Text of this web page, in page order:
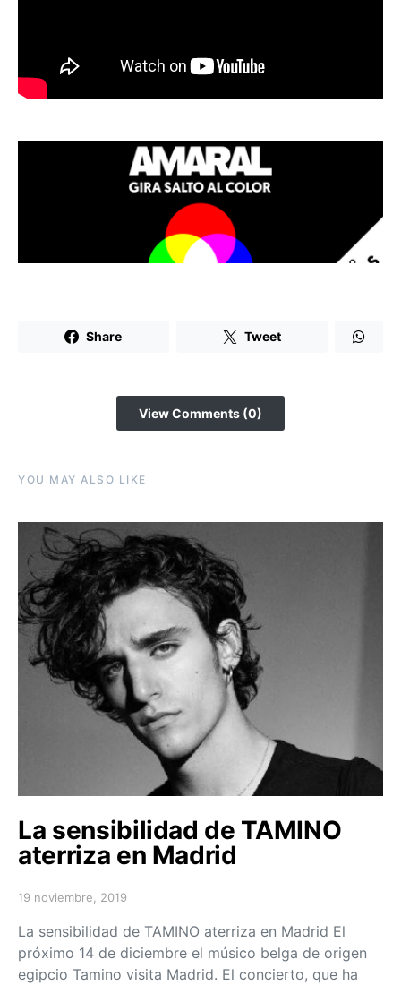
Share Tweet
View Comments (0)
YOU MAY ALSO LIKE
La sensibilidad de TAMINO
aterriza en Madrid
Posted on
19 noviembre, 2019
La sensibilidad de TAMINO aterriza en Madrid El
próximo 14 de diciembre el músico belga de origen
egipcio Tamino visita Madrid. El concierto, que ha